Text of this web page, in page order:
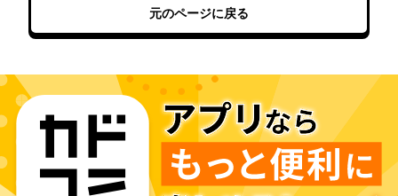
元のページに戻る